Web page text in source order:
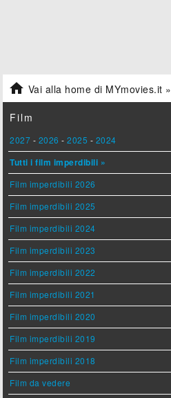
 Vai alla home di MYmovies.it »
Film
2027 - 2026 -2025 - 2024
Tutti i film imperdibili »
Film imperdibili 2026
Film imperdibili 2025
Film imperdibili 2024
Film imperdibili 2023
Film imperdibili 2022
Film imperdibili 2021
Film imperdibili 2020
Film imperdibili 2019
Film imperdibili 2018
Film da vedere